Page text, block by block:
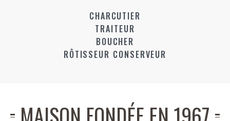
CHARCUTIER
TRAITEUR
BOUCHER
RÔTISSEUR CONSERVEUR